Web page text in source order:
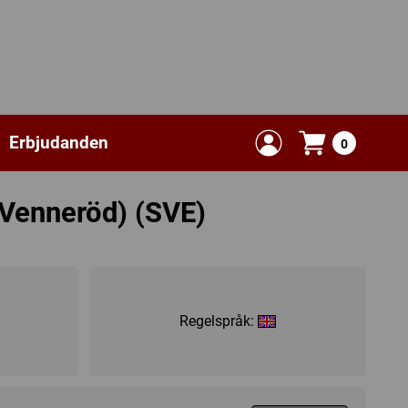
Erbjudanden 0
(SVE)
Regelspråk: